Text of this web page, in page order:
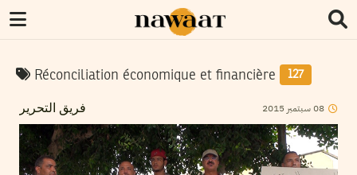
Réconciliation économique et financière 127
فريق التحرير 08سبتمبر 2015